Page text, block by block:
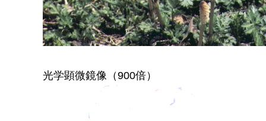
光学顕微鏡像（900倍）